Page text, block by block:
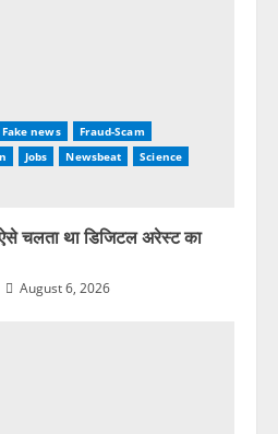
Fake news
Fraud-Scam
Jobs Newsbeat
Science
चलता था डिजिटल अरेस्ट का
August 6, 2026